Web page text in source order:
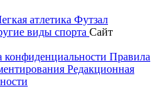
атлетика Футзал
виды спорта Сайт
конфиденциальности Правила
Редакционная